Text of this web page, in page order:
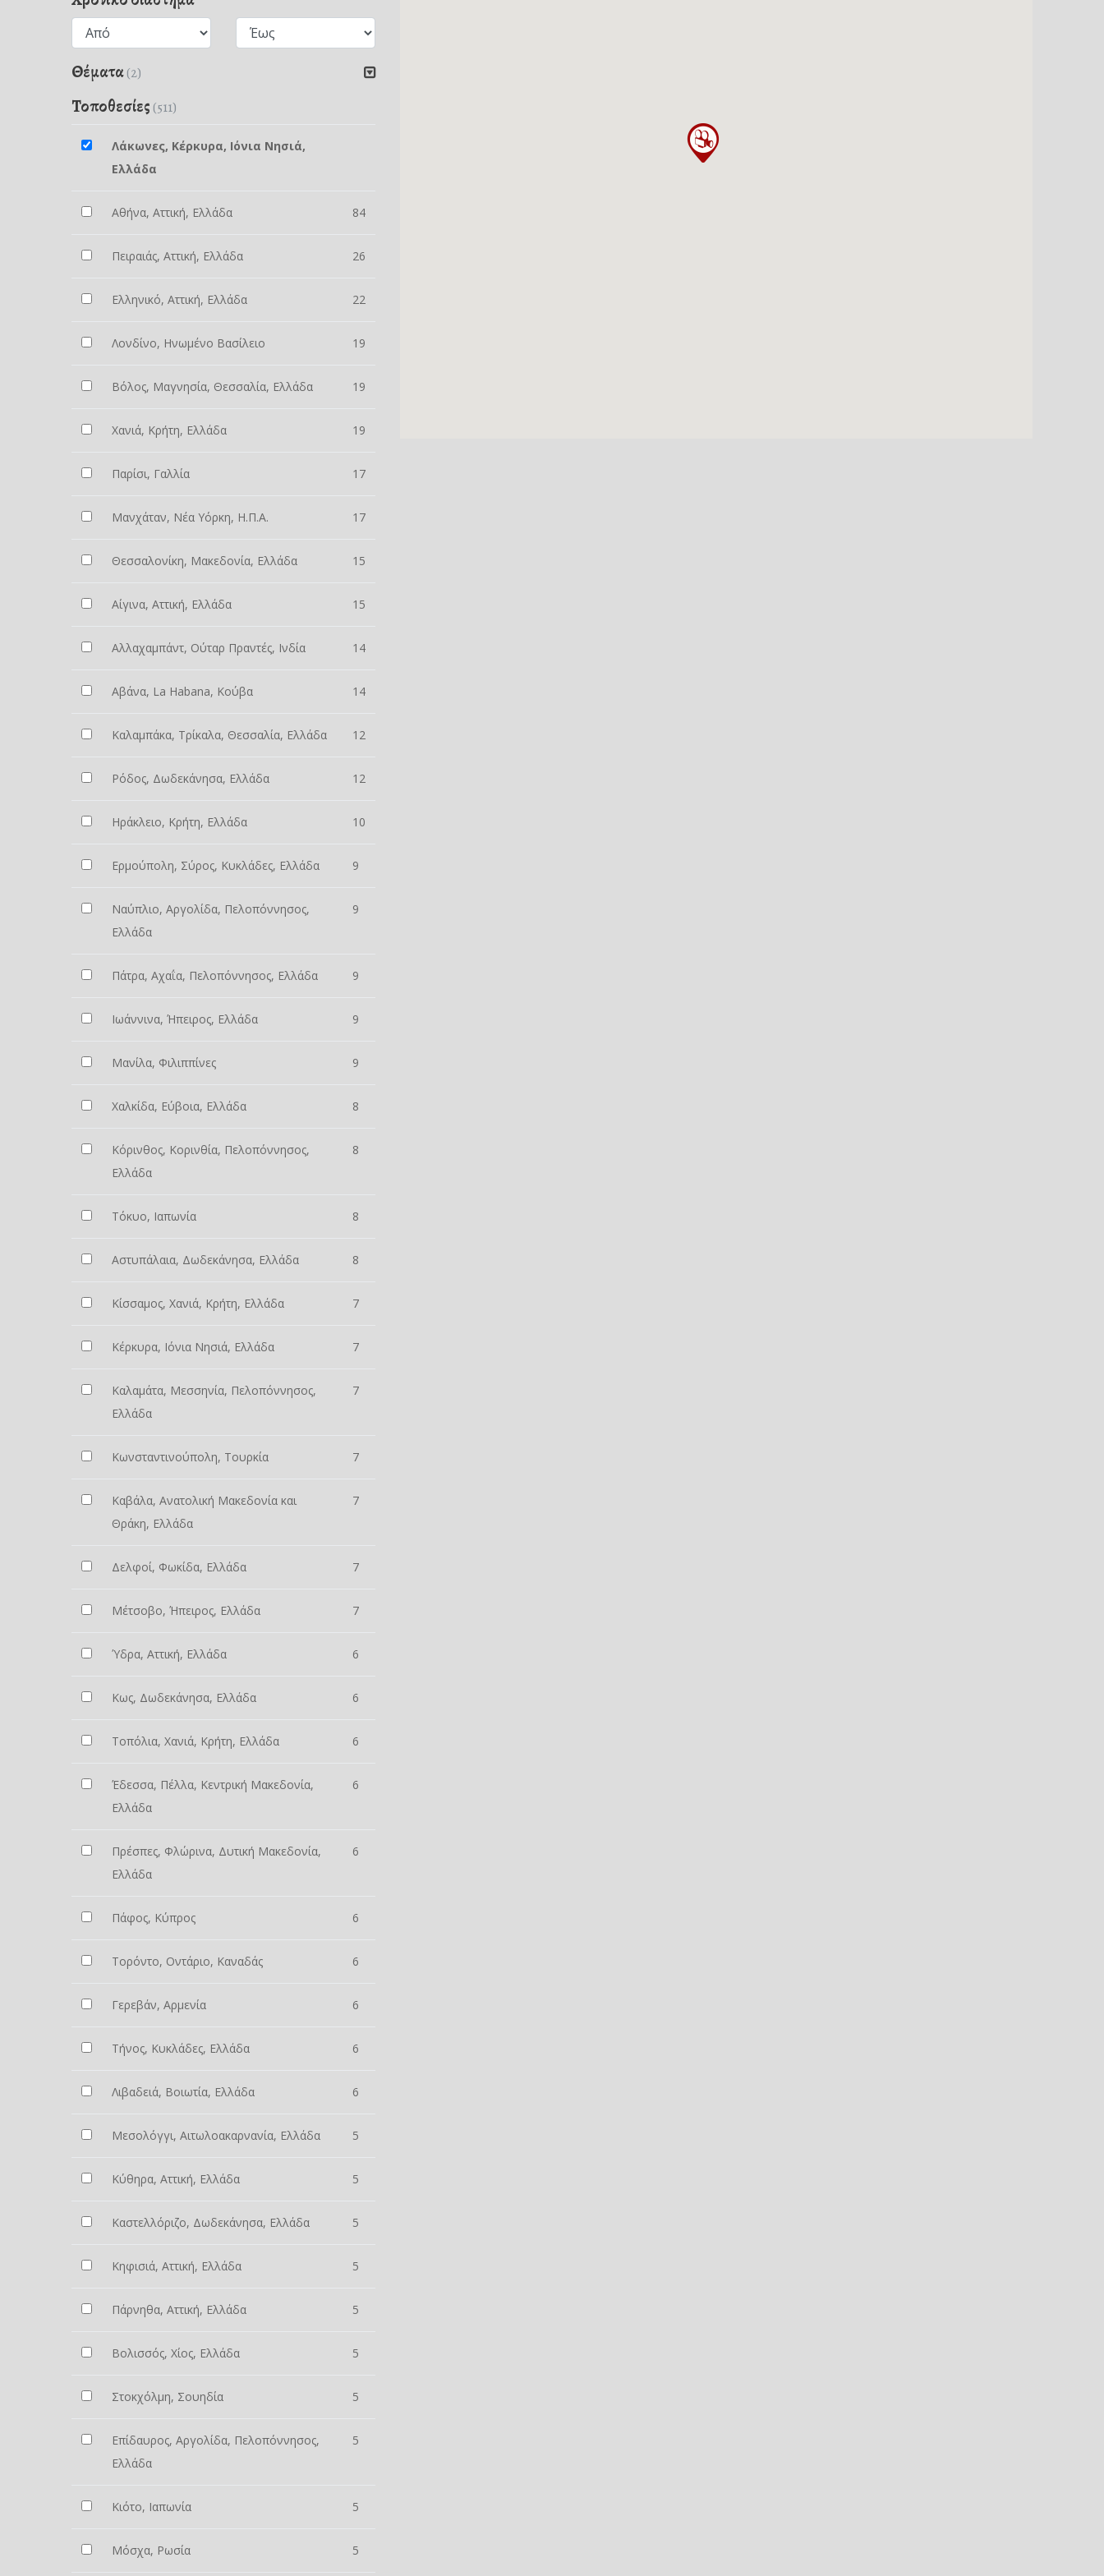
Θέματα(2)
Τοποθεσίες (511)
Λάκωνες, Κέρκυρα, Ιόνια Νησιά,
Ελλάδα
Αθήνα, Αττική, Ελλάδα 84
Πειραιάς, Αττική, Ελλάδα 26
Ελληνικό, Αττική, Ελλάδα 22
Λονδίνο, Ηνωμένο Βασίλειο 19
Βόλος, Μαγνησία, Θεσσαλία, Ελλάδα 19
Χανιά, Κρήτη, Ελλάδα 19
Παρίσι, Γαλλία 17
Μανχάταν, Νέα Υόρκη, Η.Π.Α. 17
Θεσσαλονίκη, Μακεδονία, Ελλάδα 15
Αίγινα, Αττική, Ελλάδα 15
Αλλαχαμπάντ, Ούταρ Πραντές, Ινδία 14
Αβάνα, La Habana, Κούβα 14
Καλαμπάκα, Τρίκαλα, Θεσσαλία, Ελλάδα 12
Ρόδος, Δωδεκάνησα, Ελλάδα 12
Ηράκλειο, Κρήτη, Ελλάδα 10
Ερμούπολη, Σύρος, Κυκλάδες, Ελλάδα 9
Ναύπλιο, Αργολίδα, Πελοπόννησος,
Ελλάδα
9
Πάτρα, Αχαΐα, Πελοπόννησος, Ελλάδα 9
Ιωάννινα, Ήπειρος, Ελλάδα 9
Μανίλα, Φιλιππίνες 9
Χαλκίδα, Εύβοια, Ελλάδα 8
Κόρινθος, Κορινθία, Πελοπόννησος,
Ελλάδα
8
Τόκυο, Ιαπωνία 8
Αστυπάλαια, Δωδεκάνησα, Ελλάδα 8
Κίσσαμος, Χανιά, Κρήτη, Ελλάδα 7
Κέρκυρα, Ιόνια Νησιά, Ελλάδα 7
Καλαμάτα, Μεσσηνία, Πελοπόννησος,
Ελλάδα
7
Κωνσταντινούπολη, Τουρκία 7
Καβάλα, Ανατολική Μακεδονία και
Θράκη, Ελλάδα
7
Δελφοί, Φωκίδα, Ελλάδα 7
Μέτσοβο, Ήπειρος, Ελλάδα 7
Ύδρα, Αττική, Ελλάδα 6
Κως, Δωδεκάνησα, Ελλάδα 6
Τοπόλια, Χανιά, Κρήτη, Ελλάδα 6
Έδεσσα, Πέλλα, Κεντρική Μακεδονία,
Ελλάδα
6
Πρέσπες, Φλώρινα, Δυτική Μακεδονία,
Ελλάδα
6
Πάφος, Κύπρος 6
Τορόντο, Οντάριο, Καναδάς 6
Γερεβάν, Αρμενία 6
Τήνος, Κυκλάδες, Ελλάδα 6
Λιβαδειά, Βοιωτία, Ελλάδα 6
Μεσολόγγι, Αιτωλοακαρνανία, Ελλάδα 5
Κύθηρα, Αττική, Ελλάδα 5
Καστελλόριζο, Δωδεκάνησα, Ελλάδα 5
Κηφισιά, Αττική, Ελλάδα 5
Πάρνηθα, Αττική, Ελλάδα 5
Βολισσός, Χίος, Ελλάδα 5
Στοκχόλμη, Σουηδία 5
Επίδαυρος, Αργολίδα, Πελοπόννησος,
Ελλάδα
5
Κιότο, Ιαπωνία 5
Μόσχα, Ρωσία 5